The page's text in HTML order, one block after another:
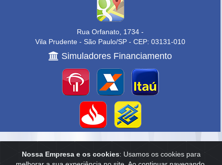
Nossa Empresa e os cookies: Usamos os cookies para
Rua Orfanato, 1734 -
Vila Prudente - São Paulo/SP - CEP: 03131-010
Simuladores Financiamento